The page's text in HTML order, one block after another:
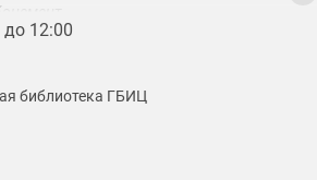
правовой информации
до 12:00
библиотека ГБИЦ